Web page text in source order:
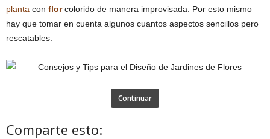
planta con florcolorido de manera improvisada. Por esto mismo
hay que tomar en cuenta algunos cuantos aspectos sencillos pero
rescatables.
Continuar
Comparte esto: